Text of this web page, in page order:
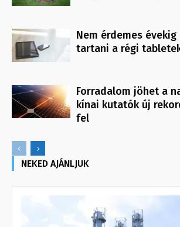
Nem érdemes
tartani a régi
Forradalom jöhet a
kínai kutatók új
fel
NEKED AJÁNLJUK